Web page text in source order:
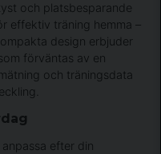
och platsbesparande
effektiv träning hemma –
design erbjuder
förväntas av en
och träningsdata
efter din